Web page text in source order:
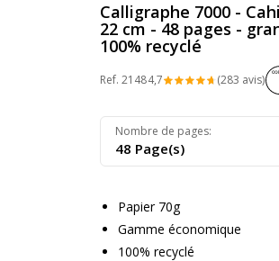
Calligraphe 7000 -
22 cm - 48 pages -
100% recyclé
Ref. 21484,7 (283 avis)
Nombre de pages:
48 Page(s)
Papier 70g
Gamme économique
100% recyclé